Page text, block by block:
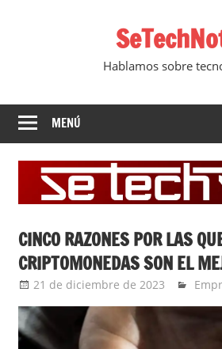
Hablamos sobre
MENÚ
CINCO RAZONES POR LAS
CRIPTOMONEDAS SON EL
21 de diciembre de 2023